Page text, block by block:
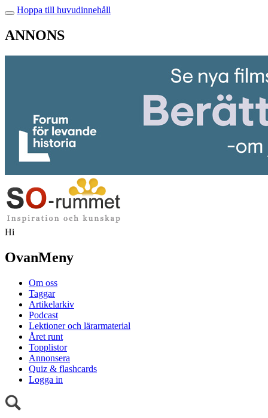
Hoppa till huvudinnehåll
ANNONS
Hi
OvanMeny
Om oss
Taggar
Artikelarkiv
Podcast
Lektioner och lärarmaterial
Året runt
Topplistor
Annonsera
Quiz & flashcards
Logga in